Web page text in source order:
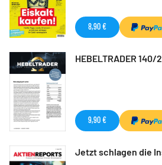
8,90 €
HEBELTRADER 140/
9,90 €
Jetzt schlagen die